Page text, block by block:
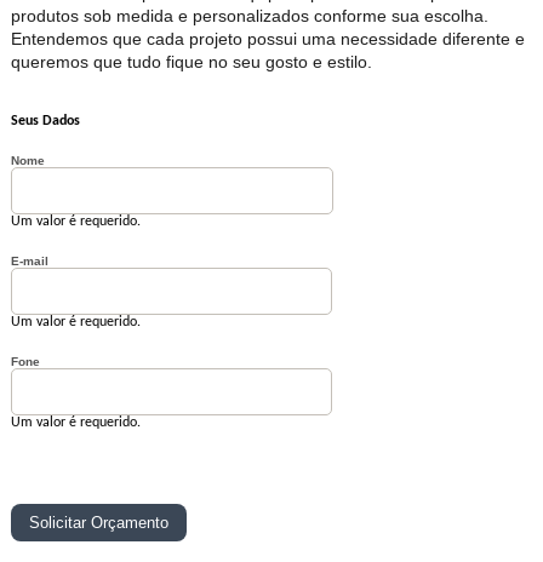
produtos sob medida e personalizados conforme sua escolha.
Entendemos que cada projeto possui uma necessidade diferente e
queremos que tudo fique no seu gosto e estilo.
Seus Dados
Nome
Um valor é requerido.
E-mail
Um valor é requerido.
Fone
Um valor é requerido.